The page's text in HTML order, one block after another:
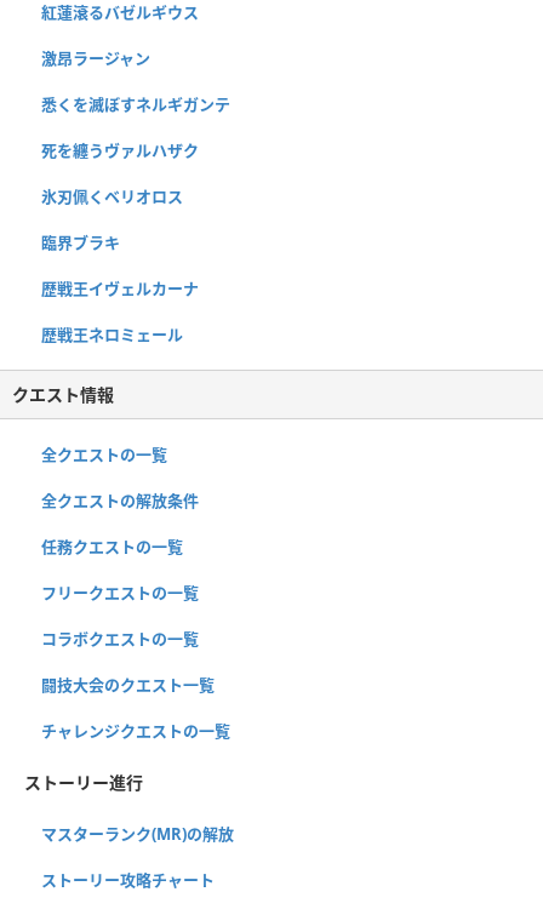
紅蓮滾るバゼルギウス
激昂ラージャン
悉くを滅ぼすネルギガンテ
死を纏うヴァルハザク
氷刃佩くベリオロス
臨界ブラキ
歴戦王イヴェルカーナ
歴戦王ネロミェール
クエスト情報
全クエストの一覧
全クエストの解放条件
任務クエストの一覧
フリークエストの一覧
コラボクエストの一覧
闘技大会のクエスト一覧
チャレンジクエストの一覧
ストーリー進行
マスターランク(MR)の解放
ストーリー攻略チャート